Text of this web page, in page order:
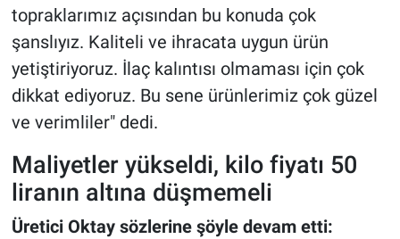
topraklarımız açısından bu konuda çok
şanslıyız. Kaliteli ve ihracata uygun ürün
yetiştiriyoruz. İlaç kalıntısı olmaması için çok
dikkat ediyoruz. Bu sene ürünlerimiz çok güzel
ve verimliler" dedi.
Maliyetler yükseldi, kilo fiyatı 50
liranın altına düşmemeli
Üretici Oktay sözlerine şöyle devam etti: